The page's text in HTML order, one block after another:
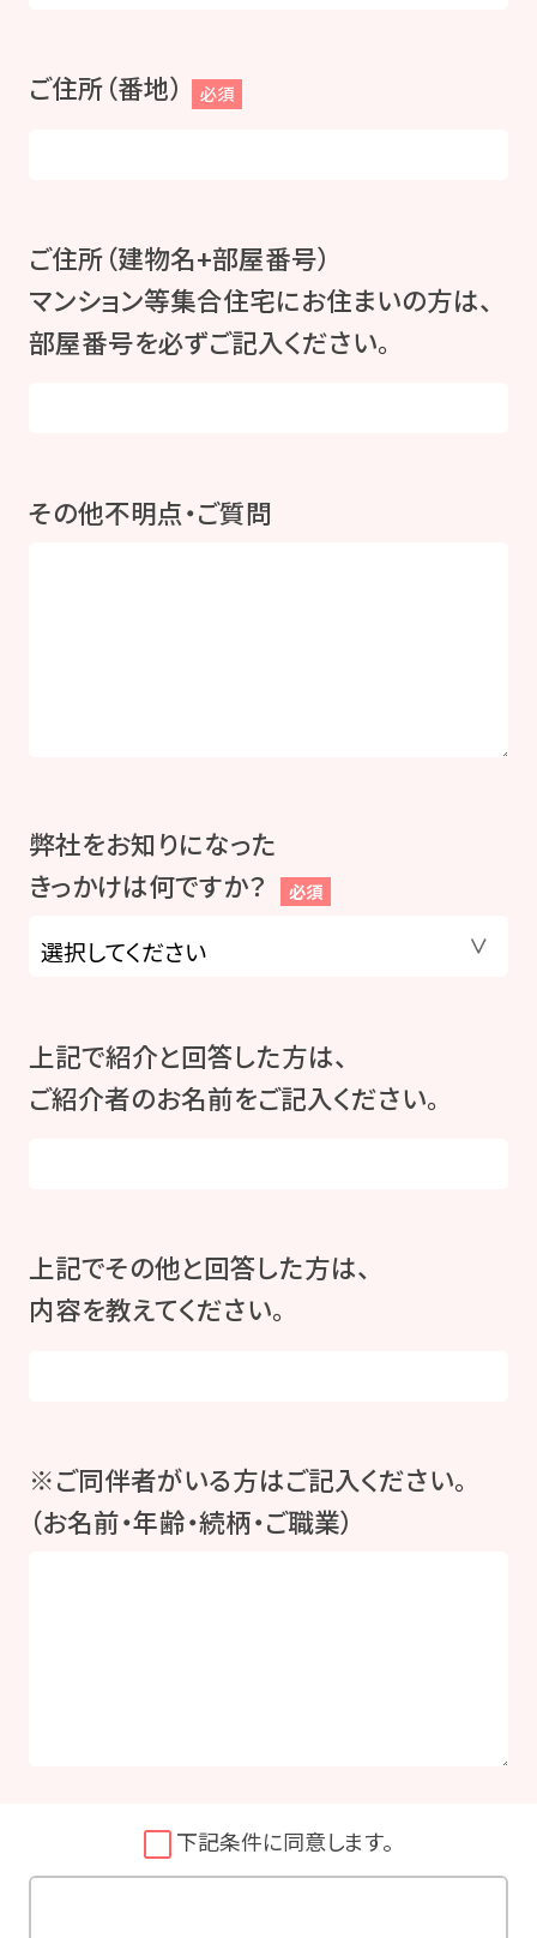
ご住所（番地） 必須
ご住所（建物名+部屋番号）
マンション等集合住宅にお住まいの方は、
部屋番号を必ずご記入ください。
その他不明点・ご質問
弊社をお知りになった
きっかけは何ですか？
必須
上記で紹介と回答した方は、
ご紹介者のお名前をご記入ください。
上記でその他と回答した方は、
内容を教えてください。
※ご同伴者がいる方はご記入ください。
（お名前・年齢・続柄・ご職業）
下記条件に同意します。